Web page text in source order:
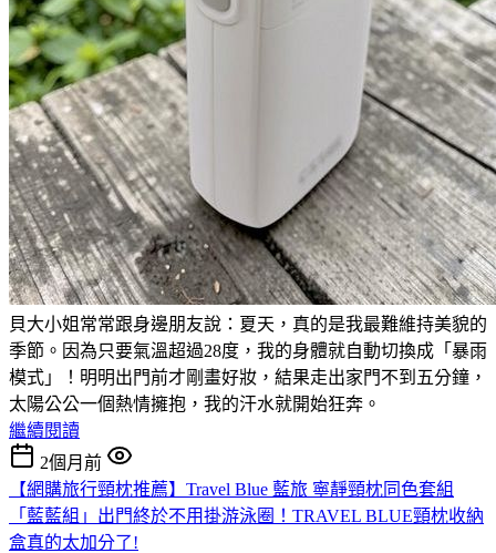
貝大小姐常常跟身邊朋友說：夏天，真的是我最難維持美貌的
季節。因為只要氣溫超過28度，我的身體就自動切換成「暴雨
模式」！明明出門前才剛畫好妝，結果走出家門不到五分鐘，
太陽公公一個熱情擁抱，我的汗水就開始狂奔。
繼續閱讀
2個月前
【網購旅行頸枕推薦】Travel Blue 藍旅 寧靜頸枕同色套組
「藍藍組」出門終於不用掛游泳圈！TRAVEL BLUE頸枕收納
盒真的太加分了!